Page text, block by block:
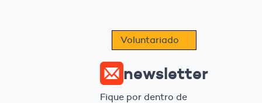
Voluntariado
newsletter
Fique por dentro de